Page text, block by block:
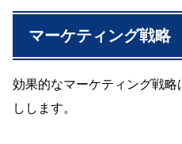
マーケティング戦略
効果的なマーケティング戦
しします。